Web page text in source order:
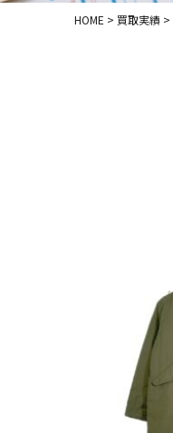
HOME > 買取実績 >